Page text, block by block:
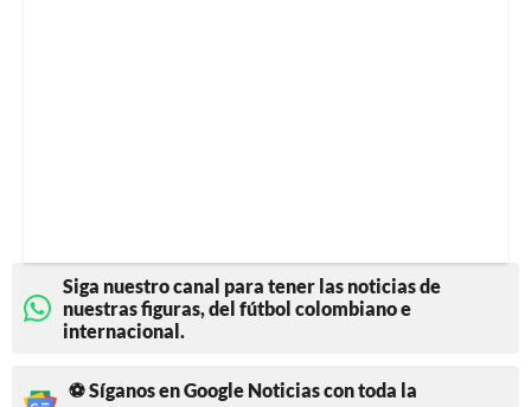
Siga nuestro canal para tener las noticias de
nuestras figuras, del fútbol colombiano e
internacional.
⚽ Síganos en Google Noticias con toda la